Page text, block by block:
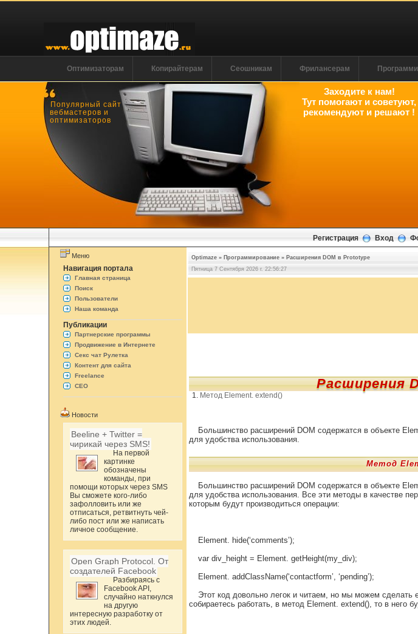
Оптимизаторам Копирайтерам Сеошникам Фрилансерам
Популярный сайт
вебмастеров и
оптимизаторов
Заходите к нам!
Тут помогают и советуют,
рекомендуют и решают !
Регистрация Вход
Меню
Навигация портала
Главная страница
Поиск
Пользователи
Наша команда
Публикации
Партнерские программы
Продвижение в Интернете
Секс чат Рулетка
Контент для сайта
Freelance
СЕО
Новости
Beeline + Twitter =
чирикай через SMS!
На первой
картинке
обозначены
команды, при
помощи которых через SMS
Вы сможете кого-либо
зафолловить или же
отписаться, ретвитнуть чей-
либо пост или же написать
личное сообщение.
Open Graph Protocol. От
создателей Facebook
Разбираясь с
Facebook API,
случайно наткнулся
на другую
интересную разработку от
этих людей.
Optimaze » Программирование » Расширения DOM в Prototype
Пятница 7 Сентября 2026 г. 22:56:27
Расширения
Метод Element. extend()
Большинство расширений DOM содержатся в объекте
для удобства использования.
Метод
Большинство расширений DOM содержатся в объекте
для удобства использования. Все эти методы в качестве
которым будут производиться операции:
Element. hide(‘comments’);
var div_height = Element. getHeight(my_div);
Element. addClassName(‘contactform’, ‘pending’);
Этот код довольно легок и читаем, но мы можем
собираетесь работать, в метод Element. extend(), то в него